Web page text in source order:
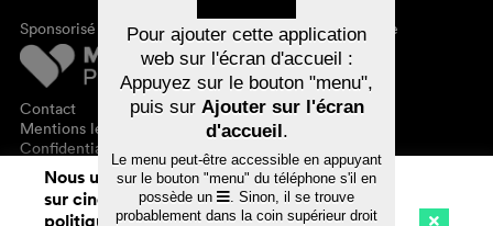
Sponsorisé par
Contact
Mentions légales
Confidentialité des données
À propos de cinefile
S'inscrire/s'abonner
Newsletter
FAQ
Bons-cadeaux
Nous utilisons des cookies. En naviguant
sur cinefile.ch, vous acceptez notre
politique d'utilisation des cookies. Pour
Pour ajouter cette application
web sur l'écran d'accueil :
Appuyez sur le bouton "menu",
puis sur Ajouter sur l'écran
d'accueil.
Le menu peut-être accessible en appuyant
sur le bouton "menu" du téléphone s'il en
possède un
. Sinon, il se trouve
probablement dans la coin supérieur droit